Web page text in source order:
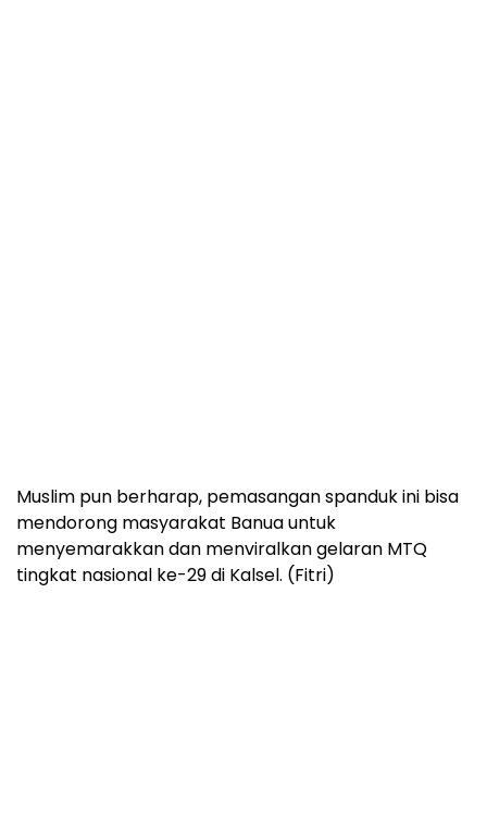
Muslim pun berharap, pemasangan spanduk ini bisa
mendorong masyarakat Banua untuk
menyemarakkan dan menviralkan gelaran MTQ
tingkat nasional ke-29 di Kalsel. (Fitri)